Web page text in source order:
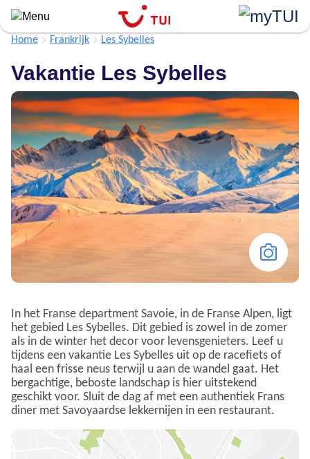
Overslaan
en
naar
algemene
inhoud
gaan
Home Frankrijk Les Sybelles
Vakantie Les Sybelles
In het Franse department Savoie, in de Franse Alpen, ligt
het gebied Les Sybelles. Dit gebied is zowel in de zomer
als in de winter het decor voor levensgenieters. Leef u
tijdens een vakantie Les Sybelles uit op de racefiets of
haal een frisse neus terwijl u aan de wandel gaat. Het
bergachtige, beboste landschap is hier uitstekend
geschikt voor. Sluit de dag af met een authentiek Frans
diner met Savoyaardse lekkernijen in een restaurant.